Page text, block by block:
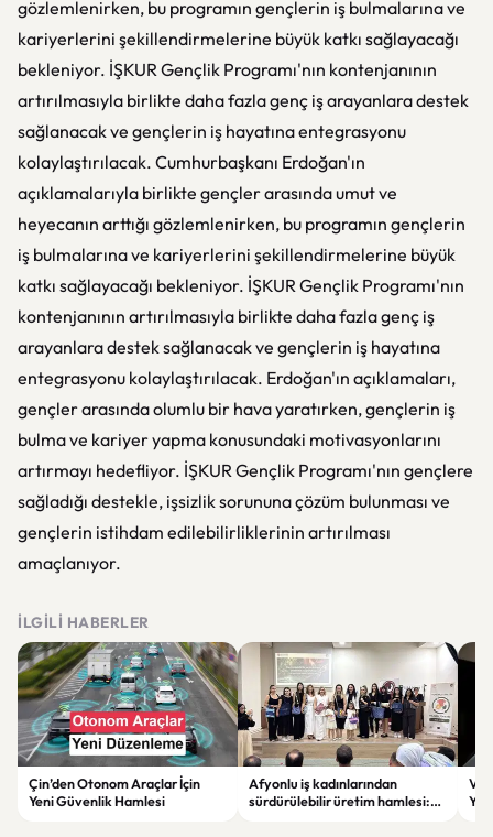
gözlemlenirken, bu programın gençlerin iş bulmalarına ve
kariyerlerini şekillendirmelerine büyük katkı sağlayacağı
bekleniyor. İŞKUR Gençlik Programı'nın kontenjanının
artırılmasıyla birlikte daha fazla genç iş arayanlara destek
sağlanacak ve gençlerin iş hayatına entegrasyonu
kolaylaştırılacak. Cumhurbaşkanı Erdoğan'ın
açıklamalarıyla birlikte gençler arasında umut ve
heyecanın arttığı gözlemlenirken, bu programın gençlerin
iş bulmalarına ve kariyerlerini şekillendirmelerine büyük
katkı sağlayacağı bekleniyor. İŞKUR Gençlik Programı'nın
kontenjanının artırılmasıyla birlikte daha fazla genç iş
arayanlara destek sağlanacak ve gençlerin iş hayatına
entegrasyonu kolaylaştırılacak. Erdoğan'ın açıklamaları,
gençler arasında olumlu bir hava yaratırken, gençlerin iş
bulma ve kariyer yapma konusundaki motivasyonlarını
artırmayı hedefliyor. İŞKUR Gençlik Programı'nın gençlere
sağladığı destekle, işsizlik sorununa çözüm bulunması ve
gençlerin istihdam edilebilirliklerinin artırılması
amaçlanıyor.
İLGILI HABERLER
Çin’den Otonom Araçlar İçin
Yeni Güvenlik Hamlesi
Afyonlu iş kadınlarından
sürdürülebilir üretim hamlesi: